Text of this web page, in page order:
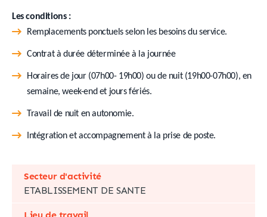
Les conditions :
Remplacements ponctuels selon les besoins du service.
Contrat à durée déterminée à la journée
Horaires de jour (07h00- 19h00) ou de nuit (19h00-07h00), en
semaine, week-end et jours fériés.
Travail de nuit en autonomie.
Intégration et accompagnement à la prise de poste.
Secteur d'activité
ETABLISSEMENT DE SANTE